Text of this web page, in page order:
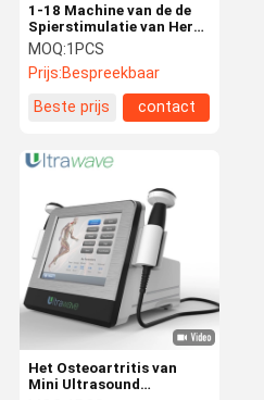
Huis Producten
1-18 Machine van de de
Spierstimulatie van Herz
de Elektro voor Cellulite-
Vermindering/de Hulp van
de Lichaamspijn
MOQ:1PCS
Prijs:Bespreekbaar
Beste prijs
contact
Het Osteoartritis van
Mini Ultrasound